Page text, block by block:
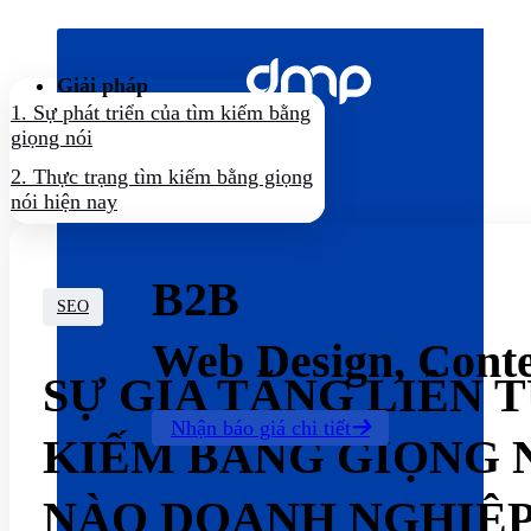
dung
Giải pháp
B2B
Web Design,
Nhận báo giá chi tiết
1. Sự phát triển của tìm kiếm bằng
giọng nói
2. Thực trạng tìm kiếm bằng giọng
nói hiện nay
SEO
SỰ GIA TĂNG LIÊN
KIẾM BẰNG GIỌNG
NÀO DOANH